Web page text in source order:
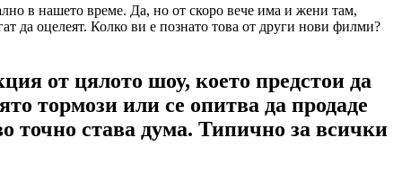
в нашето време. Да, но от скоро вече има и жени там,
да оцелеят. Колко ви е познато това от други нови филми?
от цялото шоу, което предстои да
тормози или се опитва да продаде
точно става дума. Типично за всички